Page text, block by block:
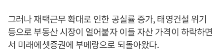
그러나 재택근무 확대로 인한 공실률 증가, 태영건설 위기
등으로 부동산 시장이 얼어붙자 이들 자산 가격이 하락하면
서 미래에셋증권에 부메랑으로 되돌아왔다.